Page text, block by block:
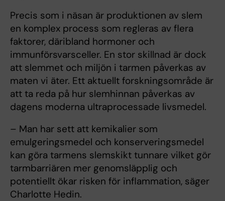
Precis som i näsan är produktionen av slem
en komplex process som regleras av flera
faktorer, däribland hormoner och
immunförsvarsceller. En stor skillnad är dock
att slemmet och miljön i tarmen påverkas av
maten vi äter. Ett aktuellt forskningsområde är
att ta reda på hur slemhinnan påverkas av
dagens moderna ultraprocessade livsmedel.
– Man har sett att kemikalier som
emulgeringsmedel och konserveringsmedel
kan göra tarmens slemskikt tunnare vilket gör
tarmbarriären mer genomsläpplig och
potentiellt ökar risken för inflammation, säger
Charlotte Hedin.